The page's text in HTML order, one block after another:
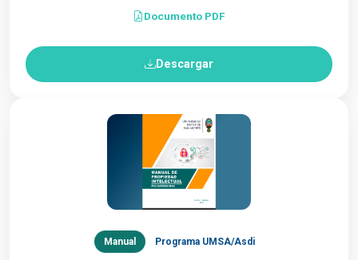
Documento PDF
Descargar
Manual Programa UMSA/Asdi